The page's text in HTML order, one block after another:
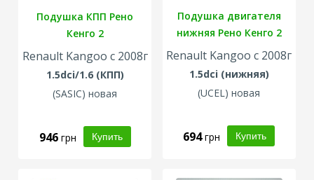
Подушка КПП Рено
Кенго 2
Renault Kangoo с 2008г
1.5dci/1.6 (КПП)
(SASIC) новая
946 грн
Подушка двигателя
нижняя Рено Кенго 2
Renault Kangoo с 2008г
1.5dci (нижняя)
(UCEL) новая
694грн